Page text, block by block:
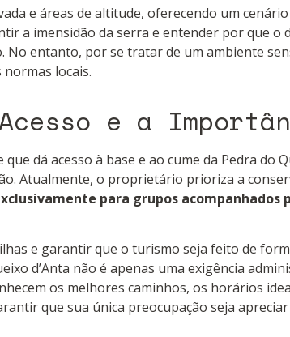
e áreas de altitude, oferecendo um
a imensidão da serra e entender por que o
entanto, por se tratar de um ambiente
locais.
e a
dá acesso à base e ao cume da Pedra do
Atualmente, o proprietário prioriza a
para grupos acompanhados
e garantir que o turismo seja feito de
d’Anta não é apenas uma exigência
os melhores caminhos, os horários
que sua única preocupação seja